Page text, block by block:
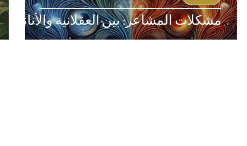
مشكلات المشاعر: بين العقلانية والأنانية